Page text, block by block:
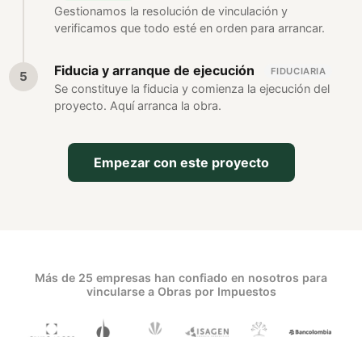
Gestionamos la resolución de vinculación y
verificamos que todo esté en orden para arrancar.
Fiducia y arranque de ejecución FIDUCIARIA
Se constituye la fiducia y comienza la ejecución del
proyecto. Aquí arranca la obra.
Empezar con este proyecto
Más de 25 empresas han confiado en nosotros para
vincularse a Obras por Impuestos